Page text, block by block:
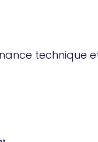
technique